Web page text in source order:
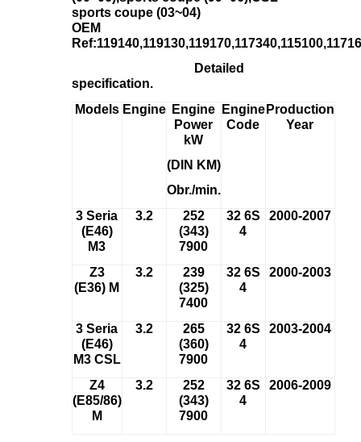
sports coupe (03~04)
OEM
Detailed
specification.
Models Engine
Engine
Power
kW
(DIN KM)
Obr./min.
Engine
Code
Production
Year
3 Seria
(E46)
M3
3.2
252
(343)
7900
32 6S
4
2000-2007
Z3
(E36) M
3.2
239
(325)
7400
32 6S
4
2000-2003
3 Seria
(E46)
M3 CSL
3.2
265
(360)
7900
32 6S
4
2003-2004
Z4
(E85/86)
M
3.2
252
(343)
7900
32 6S
4
2006-2009